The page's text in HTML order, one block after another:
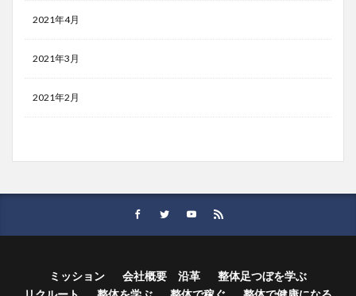
2021年4月
2021年3月
2021年2月
ミッション 会社概要 沿革
整体足つぼを学ぶ